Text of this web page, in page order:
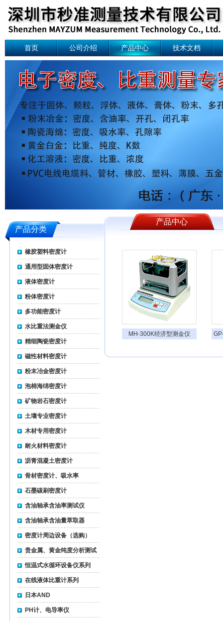
首页 公司介绍 产品中心 技术文档
产品分类
橡胶塑料密度计
通用型固体密度计
液体密度计
粉体密度计
多功能密度计
水比重法测金仪
精细陶瓷密度计
磁性材料密度计
粉末冶金密度计
泡棉海绵密度计
矿物岩石密度计
土壤专业密度计
木材专用密度计
耐火材料密度计
沥青混凝土密度计
骨材密度计、吸水率
石墨碳刷密度计
含油轴承含油率测试仪
含油轴承含油量萃取器
密度计周边设备（选购）
贵金属、黄金纯度分析测试
仪
恒温式水循环设备仪系列
在线液体比重计系列
日本AND
PH计、电导率仪
产品中心
MH-300K经济型测金仪